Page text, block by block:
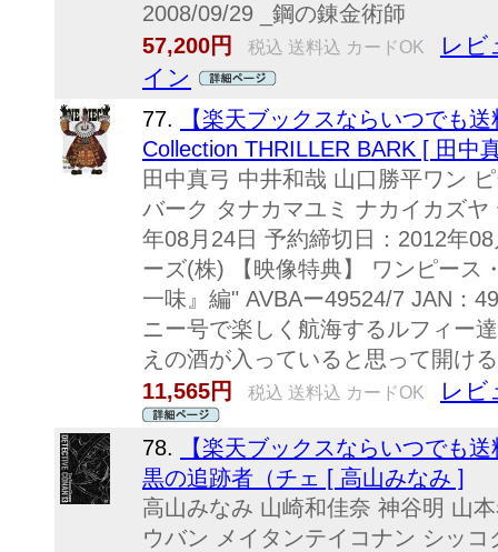
2008/09/29 _鋼の錬金術師
57,200円
税込 送料込 カードOK
レビ
イン
77.
【楽天ブックスならいつでも
Collection THRILLER BARK [ 田中
田中真弓 中井和哉 山口勝平ワン
バーク タナカマユミ ナカイカズ
年08月24日 予約締切日：2012年
ーズ(株) 【映像特典】 ワンピース
一味』編" AVBAー49524/7 JAN：
ニー号で楽しく航海するルフィー
えの酒が入っていると思って開け
11,565円
税込 送料込 カードOK レビ
78.
【楽天ブックスならいつでも
黒の追跡者（チェ [ 高山みなみ ]
高山みなみ 山崎和佳奈 神谷明 山
ウバン メイタンテイコナン シッ